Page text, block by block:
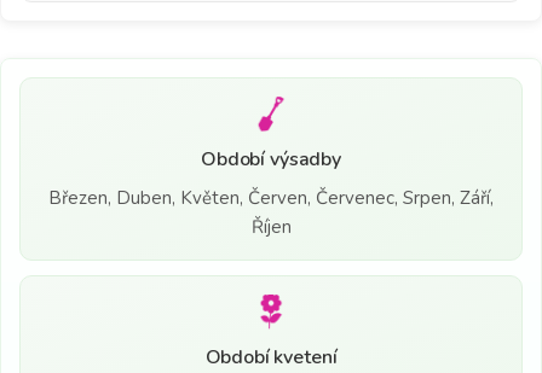
Období výsadby
Březen, Duben, Květen, Červen, Červenec, Srpen, Září,
Říjen
Období kvetení